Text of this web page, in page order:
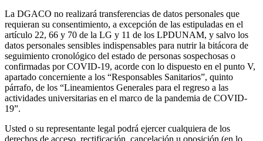
La DGACO no realizará transferencias de datos personales que
requieran su consentimiento, a excepción de las estipuladas en el
artículo 22, 66 y 70 de la LG y 11 de los LPDUNAM, y salvo los
datos personales sensibles indispensables para nutrir la bitácora de
seguimiento cronológico del estado de personas sospechosas o
confirmadas por COVID-19, acorde con lo dispuesto en el punto V,
apartado concerniente a los “Responsables Sanitarios”, quinto
párrafo, de los “Lineamientos Generales para el regreso a las
actividades universitarias en el marco de la pandemia de COVID-
19”.
Usted o su representante legal podrá ejercer cualquiera de los